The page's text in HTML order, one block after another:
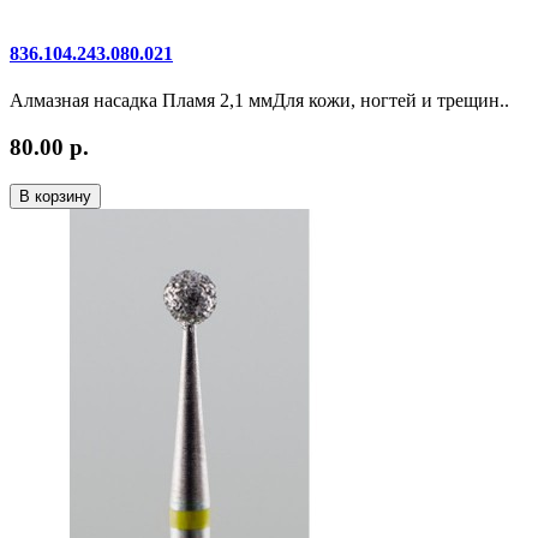
836.104.243.080.021
Алмазная насадка Пламя 2,1 ммДля кожи, ногтей и трещин..
80.00 р.
В корзину